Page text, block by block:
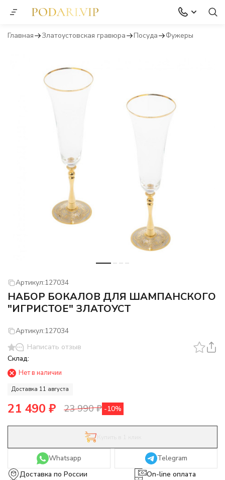
Главная Златоустовская гравюра Посуда Фужеры
Артикул:127034
НАБОР БОКАЛОВ ДЛЯ ШАМПАНСКОГО
"ИГРИСТОЕ" ЗЛАТОУСТ
Артикул:127034
Написать отзыв
Склад:
Нет в наличии
Доставка 11 августа
21 490 ₽ 23 990₽ -10%
Whatsapp
Telegram
Доставка по России
On-line оплата